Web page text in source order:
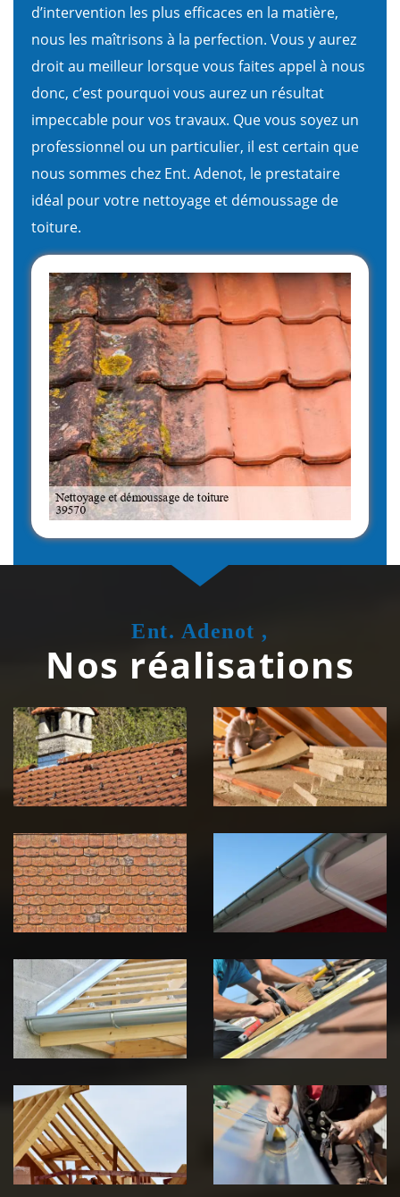
d’intervention les plus efficaces en la matière,
nous les maîtrisons à la perfection. Vous y aurez
droit au meilleur lorsque vous faites appel à nous
donc, c’est pourquoi vous aurez un résultat
impeccable pour vos travaux. Que vous soyez un
professionnel ou un particulier, il est certain que
nous sommes chez Ent. Adenot, le prestataire
idéal pour votre nettoyage et démoussage de
toiture.
Ent. Adenot ,
Nos réalisations
Couvreur
zingueur 39
Jura
Isolation de
toiture 39
Jura
démoussage de
toiture 39
Jura
pose de
gouttière 39
Jura
Pose de
Chéneau 39
Jura
Réparation de
toiture 39
Jura
Traitement de
charpente 39
Jura
Travaux de
zinguerie 39
Jura